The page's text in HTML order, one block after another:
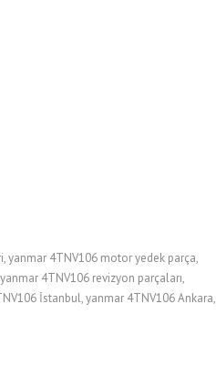
yanmar 4TNV106 motor yedek parça,
4TNV106 revizyon parçaları,
İstanbul, yanmar 4TNV106 Ankara,